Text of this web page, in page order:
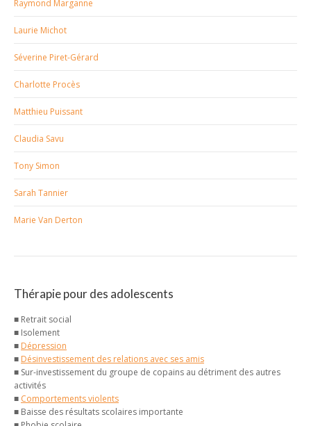
Raymond Marganne
Laurie Michot
Séverine Piret-Gérard
Charlotte Procès
Matthieu Puissant
Claudia Savu
Tony Simon
Sarah Tannier
Marie Van Derton
Thérapie pour des adolescents
■ Retrait social
■ Isolement
■ Dépression
■ Désinvestissement des relations avec ses amis
■ Sur-investissement du groupe de copains au détriment des autres
activités
■ Comportements violents
■ Baisse des résultats scolaires importante